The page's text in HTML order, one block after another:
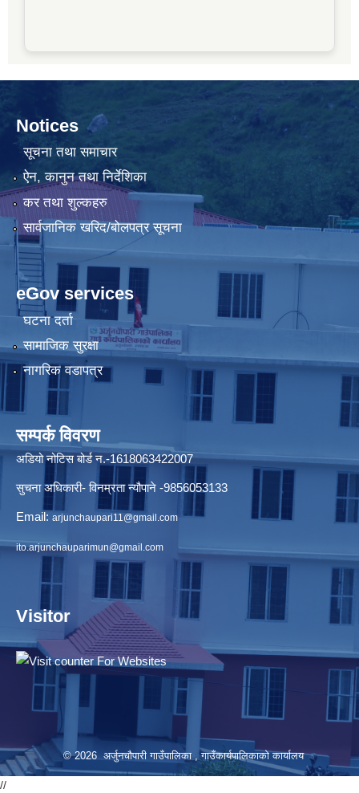
Notices
सूचना तथा समाचार
ऐन, कानुन तथा निर्देशिका
कर तथा शुल्कहरु
सार्वजानिक खरिद/बोलपत्र सूचना
eGov services
घटना दर्ता
सामाजिक सुरक्षा
नागरिक वडापत्र
सम्पर्क विवरण
अडियो नोटिस बोर्ड न.-1618063422007
सुचना अधिकारी- विनम्रता न्यौपाने -9856053133
Email: arjunchaupari11@gmail.com
ito.arjunchauparimun@gmail.com
Visitor
© 2026 अर्जुनचौपारी गाउँपालिका , गाउँकार्यपालिकाको कार्यालय
//